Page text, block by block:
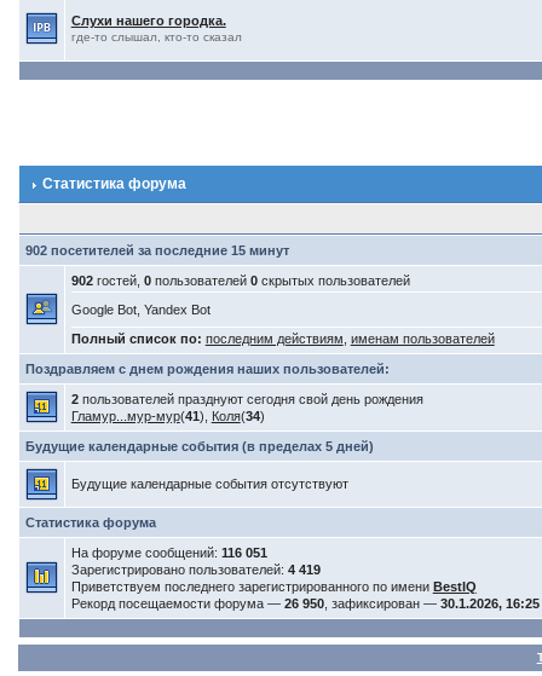
Слухи нашего городка.
где-то слышал, кто-то сказал
Статистика форума
902 посетителей за последние 15 минут
902гостей, 0пользователей 0скрытых пользователей
Google Bot, Yandex Bot
Полный список по: последним действиям именам пользователей
Поздравляем с днем рождения наших пользователей:
2пользователей празднуют сегодня свой день рождения
Гламур...мур-мур(41), Коля(34)
Будущие календарные события (в пределах 5 дней)
Будущие календарные события отсутствуют
Статистика форума
На форуме сообщений: 116 051
Зарегистрировано пользователей: 4 419
Приветствуем последнего зарегистрированного по имени BestIQ
Рекорд посещаемости форума — 26 950, зафиксирован — 30.1.2026, 16:25